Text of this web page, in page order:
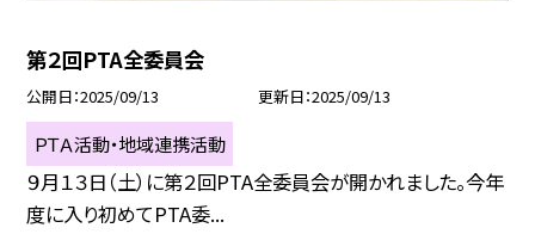
第２回PTA全委員会
公開日 2025/09/13 更新日 2025/09/13
ＰＴＡ活動・地域連携活動
９月１３日（土）に第２回PTA全委員会が開かれました。今年
度に入り初めてPTA委...